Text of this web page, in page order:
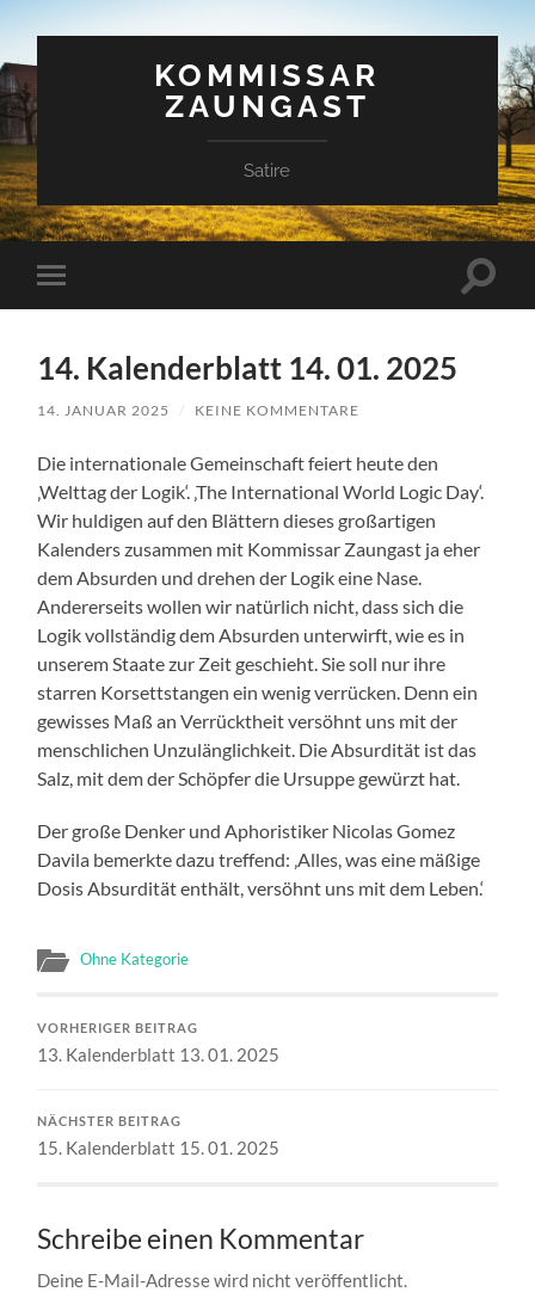
KOMMISSAR
ZAUNGAST
Satire
Mobile-
Menü
14. Kalenderblatt 14. 01. 2025
14. JANUAR 2025 / KEINE KOMMENTARE
Die internationale Gemeinschaft feiert heute den
‚Welttag der Logik‘. ‚The International World Logic Day‘.
Wir huldigen auf den Blättern dieses großartigen
Kalenders zusammen mit Kommissar Zaungast ja eher
dem Absurden und drehen der Logik eine Nase.
Andererseits wollen wir natürlich nicht, dass sich die
Logik vollständig dem Absurden unterwirft, wie es in
unserem Staate zur Zeit geschieht. Sie soll nur ihre
starren Korsettstangen ein wenig verrücken. Denn ein
gewisses Maß an Verrücktheit versöhnt uns mit der
menschlichen Unzulänglichkeit. Die Absurdität ist das
Salz, mit dem der Schöpfer die Ursuppe gewürzt hat.
Der große Denker und Aphoristiker Nicolas Gomez
Davila bemerkte dazu treffend: ‚Alles, was eine mäßige
Dosis Absurdität enthält, versöhnt uns mit dem Leben.‘
Ohne Kategorie
VORHERIGER BEITRAG
13. Kalenderblatt 13. 01. 2025
NÄCHSTER BEITRAG
15. Kalenderblatt 15. 01. 2025
Schreibe einen Kommentar
Deine E-Mail-Adresse wird nicht veröffentlicht.